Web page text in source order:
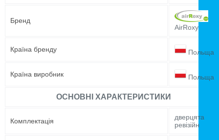
Бренд
AirRoxy
Країна бренду Польща
Країна виробник Польща
ОСНОВНІ ХАРАКТЕРИСТИКИ
Комплектація
дверцята
ревізійн